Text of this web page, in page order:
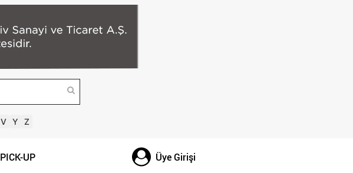
V Y Z
PICK-UP Üye Girişi